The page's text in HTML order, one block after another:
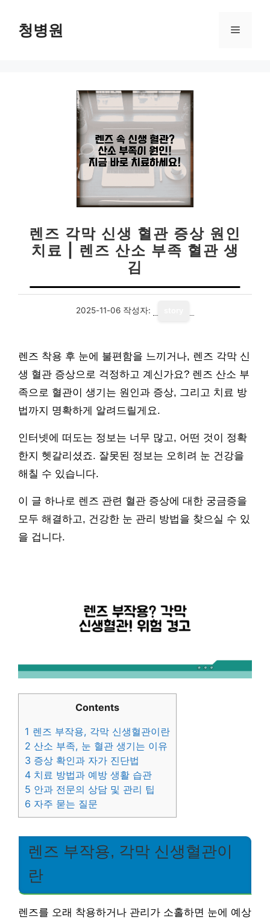
청병원 메
렌즈 각막 신생 혈관 증상 원인
치료 | 렌즈 산소 부족 혈관 생
김
2025-11-06 작성자:
렌즈 착용 후 눈에 불편함을 느끼거나, 렌즈 각막 신
생 혈관 증상으로 걱정하고 계신가요? 렌즈 산소 부
족으로 혈관이 생기는 원인과 증상, 그리고 치료 방
법까지 명확하게 알려드릴게요.
인터넷에 떠도는 정보는 너무 많고, 어떤 것이 정확
한지 헷갈리셨죠. 잘못된 정보는 오히려 눈 건강을
해칠 수 있습니다.
이 글 하나로 렌즈 관련 혈관 증상에 대한 궁금증을
모두 해결하고, 건강한 눈 관리 방법을 찾으실 수 있
을 겁니다.
Contents
1 렌즈 부작용, 각막 신생혈관이란
2 산소 부족, 눈 혈관 생기는 이유
3 증상 확인과 자가 진단법
4 치료 방법과 예방 생활 습관
5 안과 전문의 상담 및 관리 팁
6 자주 묻는 질문
렌즈 부작용, 각막 신생혈관이
란
렌즈를 오래 착용하거나 관리가 소홀하면 눈에 예상